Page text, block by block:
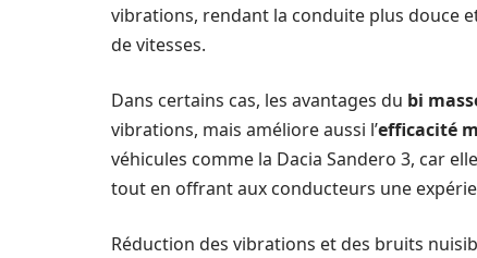
vibrations, rendant la conduite plus douce
de vitesses.
Dans certains cas, les avantages du bi
vibrations, mais améliore aussi l’efficacité
véhicules comme la Dacia Sandero 3, car
tout en offrant aux conducteurs une
Réduction des vibrations et des bruits